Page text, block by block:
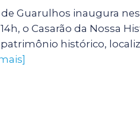
Guarulhos inaugura
o Casarão da Nossa
histórico,